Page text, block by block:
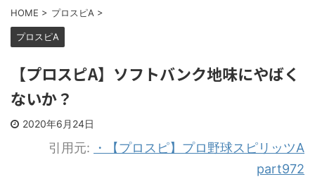
HOME > プロスピA
【プロスピA】ソフトバンク地味にやばく
ないか？
・【プロスピ】プロ野球スピリッツA